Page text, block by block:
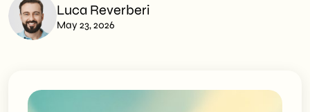
Luca Reverberi
May 23, 2026